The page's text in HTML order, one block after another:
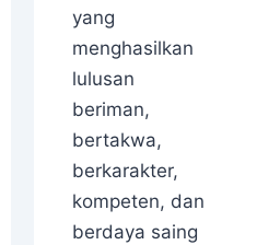
yang
menghasilkan
lulusan
beriman,
bertakwa,
berkarakter,
kompeten, dan
berdaya saing